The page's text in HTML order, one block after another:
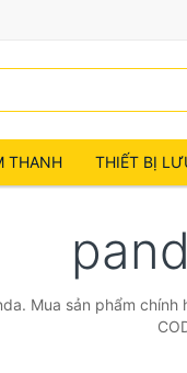
THANH THIẾT BỊ
Mua sản phẩm